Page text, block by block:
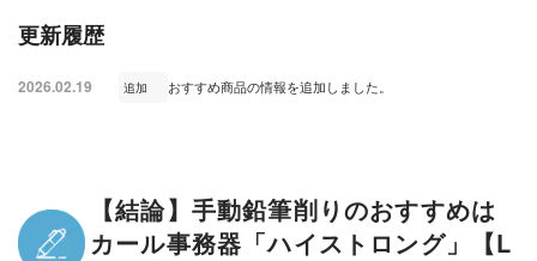
【17位】デビカ「手動えんぴつけずり ニコパ」
【19位】ナカバヤシ「手動鉛筆削りき」
【23位】三菱鉛筆「鉛筆削り KH-18 手動式」
【24位】アスカ(Asmix)「らくらくあんしんけずりきミニ」
更新履歴
2026.02.19 追加 おすすめ商品の情報を追加しました。
【結論】手動鉛筆削りのおすすめは
カール事務器「ハイストロング」【L